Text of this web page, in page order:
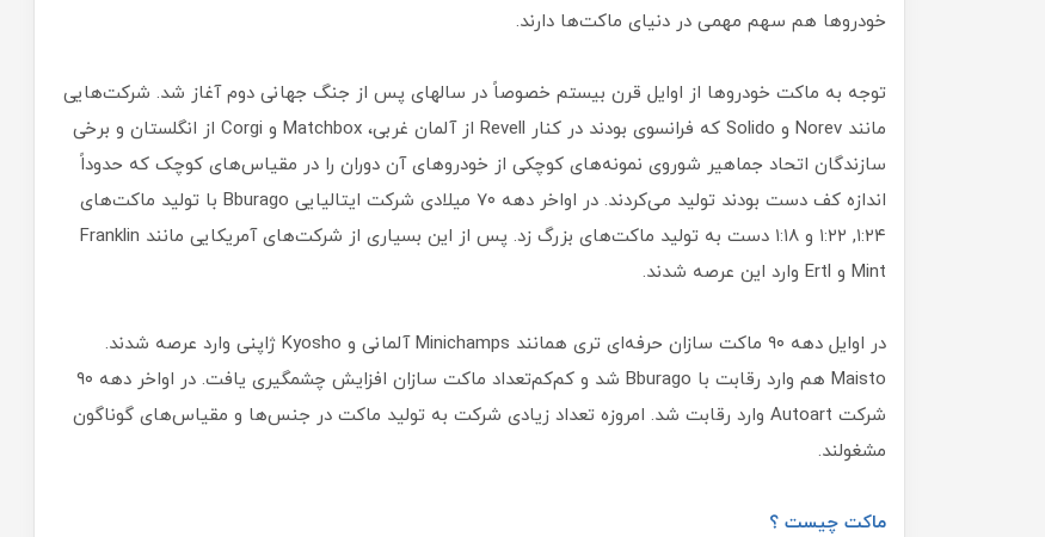
خودروها هم سهم مهمی در دنیای ماکت‌ها دارند.
توجه به ماکت خودروها از اوایل قرن بیستم خصوصاً در سالهای پس از جنگ جهانی دوم آغاز شد. شرکت‌هایی
مانند Norev و Solido که فرانسوی بودند در کنار Revell از آلمان غربی، Matchbox و Corgi از انگلستان و برخی
سازندگان اتحاد جماهیر شوروی نمونه‌های کوچکی از خودروهای آن دوران را در مقیاس‌های کوچک که حدوداً
اندازه کف دست بودند تولید می‌کردند. در اواخر دهه ۷۰ میلادی شرکت ایتالیایی Bburago با تولید ماکت‌های
۱:۲۴, ۱:۲۲ و ۱:۱۸ دست به تولید ماکت‌های بزرگ زد. پس از این بسیاری از شرکت‌های آمریکایی مانند Franklin
Mint و Ertl وارد این عرصه شدند.
در اوایل دهه ۹۰ ماکت سازان حرفه‌ای تری همانند Minichamps آلمانی و Kyosho ژاپنی وارد عرصه شدند.
Maisto هم وارد رقابت با Bburago شد و کم‌کم‌تعداد ماکت سازان افزایش چشمگیری یافت. در اواخر دهه ۹۰
شرکت Autoart وارد رقابت شد. امروزه تعداد زیادی شرکت به تولید ماکت در جنس‌ها و مقیاس‌های گوناگون
مشغولند.
ماکت چیست ؟